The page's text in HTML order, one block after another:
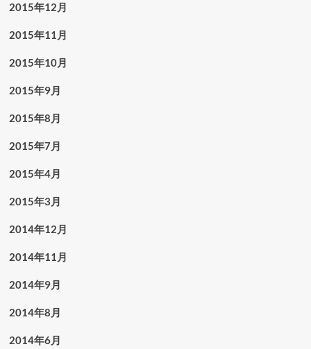
2015年12月
2015年11月
2015年10月
2015年9月
2015年8月
2015年7月
2015年4月
2015年3月
2014年12月
2014年11月
2014年9月
2014年8月
2014年6月